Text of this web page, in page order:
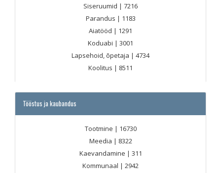
Siseruumid | 7216
Parandus | 1183
Aiatööd | 1291
Koduabi | 3001
Lapsehoid, õpetaja | 4734
Koolitus | 8511
Tööstus ja kaubandus
Tootmine | 16730
Meedia | 8322
Kaevandamine | 311
Kommunaal | 2942